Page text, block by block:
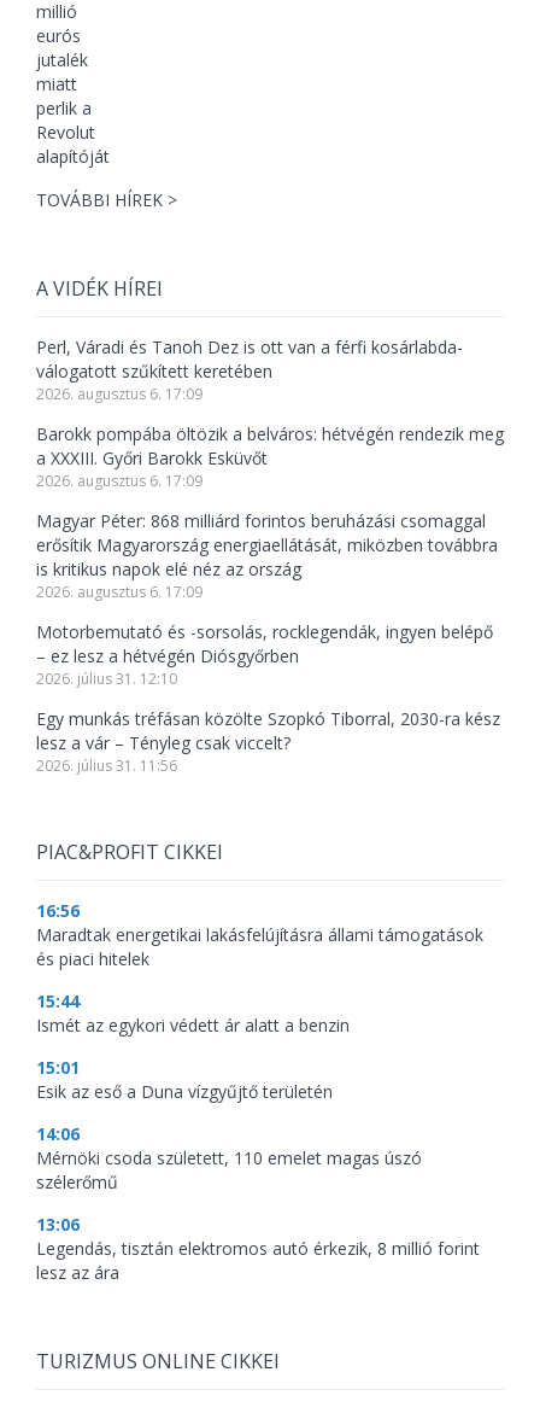
TOVÁBBI HÍREK >
A VIDÉK HÍREI
Perl, Váradi és Tanoh Dez is ott van a férfi kosárlabda-
válogatott szűkített keretében
2026. augusztus 6. 17:09
Barokk pompába öltözik a belváros: hétvégén rendezik meg
a XXXIII. Győri Barokk Esküvőt
2026. augusztus 6. 17:09
Magyar Péter: 868 milliárd forintos beruházási csomaggal
erősítik Magyarország energiaellátását, miközben továbbra
is kritikus napok elé néz az ország
2026. augusztus 6. 17:09
Motorbemutató és -sorsolás, rocklegendák, ingyen belépő
– ez lesz a hétvégén Diósgyőrben
2026. július 31. 12:10
Egy munkás tréfásan közölte Szopkó Tiborral, 2030-ra kész
lesz a vár – Tényleg csak viccelt?
2026. július 31. 11:56
PIAC&PROFIT CIKKEI
16:56
Maradtak energetikai lakásfelújításra állami támogatások
és piaci hitelek
15:44
Ismét az egykori védett ár alatt a benzin
15:01
Esik az eső a Duna vízgyűjtő területén
14:06
Mérnöki csoda született, 110 emelet magas úszó
szélerőmű
13:06
Legendás, tisztán elektromos autó érkezik, 8 millió forint
lesz az ára
TURIZMUS ONLINE CIKKEI